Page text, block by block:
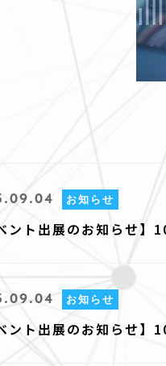
お知らせ
ント出展のお知らせ
お知らせ
ント出展のお知らせ